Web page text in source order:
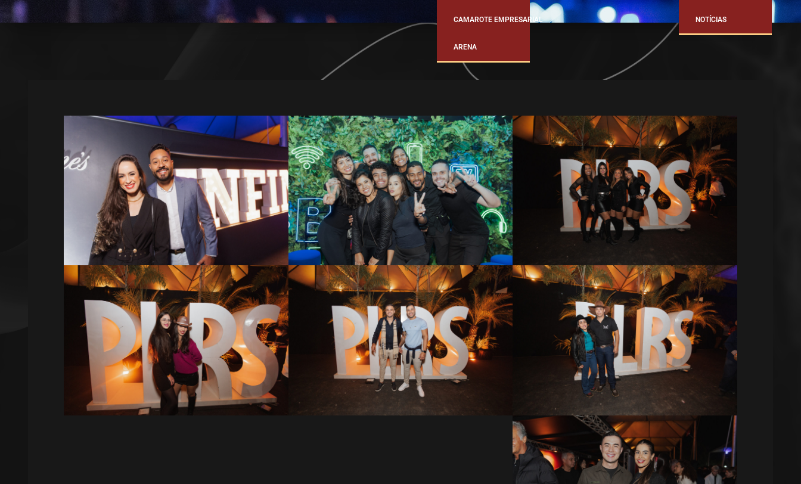
CAMAROTE EMPRESARIAL
ARENA
NOTÍCIAS